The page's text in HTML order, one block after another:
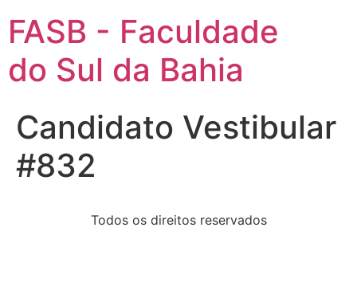
FASB - Faculdade
do Sul da Bahia
Candidato Vestibular
#832
Todos os direitos reservados